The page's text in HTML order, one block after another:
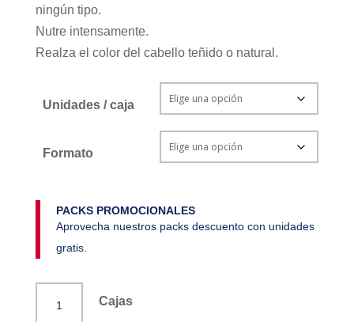
ningún tipo.
Nutre intensamente.
Realza el color del cabello teñido o natural.
Unidades / caja
Formato
PACKS PROMOCIONALES
Aprovecha nuestros packs descuento con unidades
gratis.
cabello
Cajas